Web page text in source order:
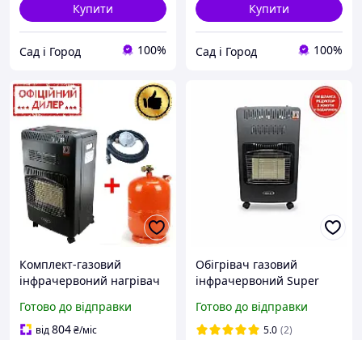
Купити
Сад і Город 100%
Купити
Сад і Город 100%
Комплект-газовий
інфрачервоний нагрівач
+ побутовий балон 27 л +
редуктор + шланг 2 м
Готово до відправки
від804₴/міс
Обігрівач газовий
інфрачервоний Super
Комплект підключення у
ПОДАРУНОК
Готово до відправки
5.0 (2)